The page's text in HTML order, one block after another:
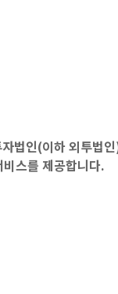
법인(이하 외투법
스를 제공합니다.